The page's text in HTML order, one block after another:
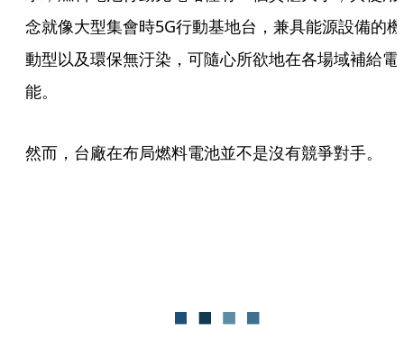
念就像大型集會時5G行動基地台，兼具能源設備的機
動型以及環保無汙染，可隨心所欲地在各場域補給電
能。
然而，台廠在布局燃料電池並不是沒有競爭對手。